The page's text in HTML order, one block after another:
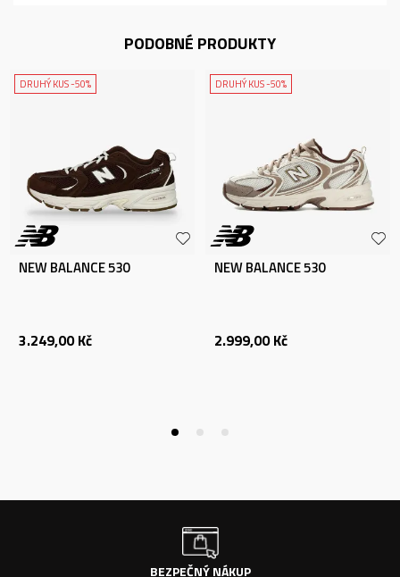
PODOBNÉ PRODUKTY
DRUHÝ KUS -50%
NEW BALANCE 530
3.249,00 Kč
DRUHÝ KUS -50%
NEW BALANCE 530
2.999,00 Kč
BEZPEČNÝ NÁKUP